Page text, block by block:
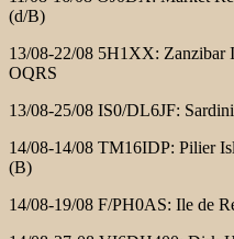
(d/B)
13/08-22/08 5H1XX:
OQRS
13/08-25/08 IS0/DL6JF:
14/08-14/08 TM16IDP: Pilier
(B)
14/08-19/08 F/PH0AS: Ile de